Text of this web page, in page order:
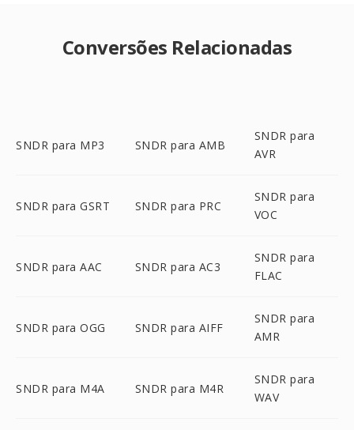
Conversões Relacionadas
SNDR para MP3 SNDR para AMB
SNDR para
AVR
SNDR para GSRT SNDR para PRC
SNDR para
VOC
SNDR para AAC SNDR para AC3
SNDR para
FLAC
SNDR para OGG SNDR para AIFF
SNDR para
AMR
SNDR para M4A SNDR para M4R
SNDR para
WAV